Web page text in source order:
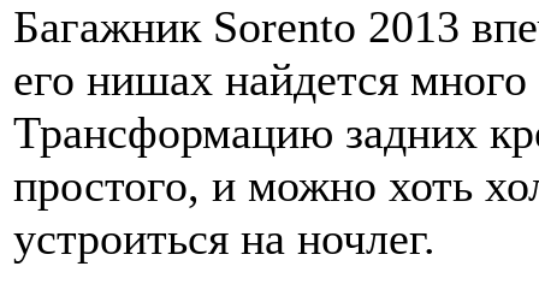
Багажник Sorento 2013
его нишах найдется
Трансформацию задних
простого, и можно хоть
устроиться на ночлег.